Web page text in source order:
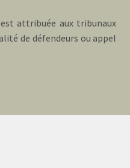
attribuée aux tribunaux
de défendeurs ou appel